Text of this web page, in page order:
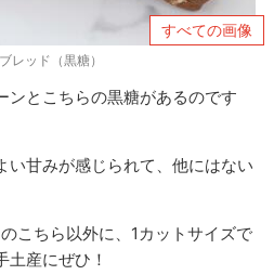
すべての画像
レッド（黒糖）
ンとこちらの黒糖があるのです
い甘みが感じられて、他にはない
こちら以外に、1カットサイズで
土産にぜひ！